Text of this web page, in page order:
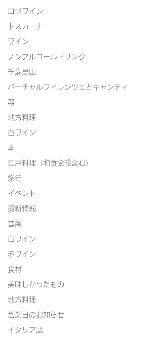
ロゼワイン
トスカーナ
ワイン
ノンアルコールドリンク
千歳烏山
バーチャルフィレンツェとキャンティ
器
地方料理
白ワイン
本
江戸料理（和食全般含む）
旅行
イベント
最新情報
音楽
白ワイン
赤ワイン
食材
美味しかったもの
地方料理
営業日のお知らせ
イタリア語